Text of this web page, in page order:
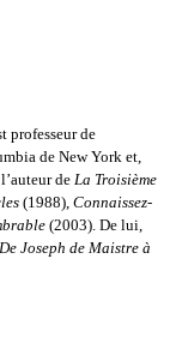
professeur de
de New York et,
de La Troisième
(1988), Connaissez-
(2003). De lui,
De Joseph de Maistre à